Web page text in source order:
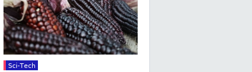
Sci-Tech